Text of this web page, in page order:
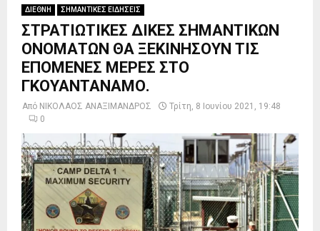
ΔΙΕΘΝΗ ΣΗΜΑΝΤΙΚΕΣ ΕΙΔΗΣΕΙΣ
ΣΤΡΑΤΙΩΤΙΚΕΣ ΔΙΚΕΣ ΣΗΜΑΝΤΙΚΩΝ
ΟΝΟΜΑΤΩΝ ΘΑ ΞΕΚΙΝΗΣΟΥΝ ΤΙΣ
ΕΠΟΜΕΝΕΣ ΜΕΡΕΣ ΣΤΟ
ΓΚΟΥΑΝΤΑΝΑΜΟ.
Από ΝΙΚΟΛΑΟΣ ΑΝΑΞΙΜΑΝΔΡΟΣ
Τρίτη, 8 Ιουνίου 2021, 19:48
0